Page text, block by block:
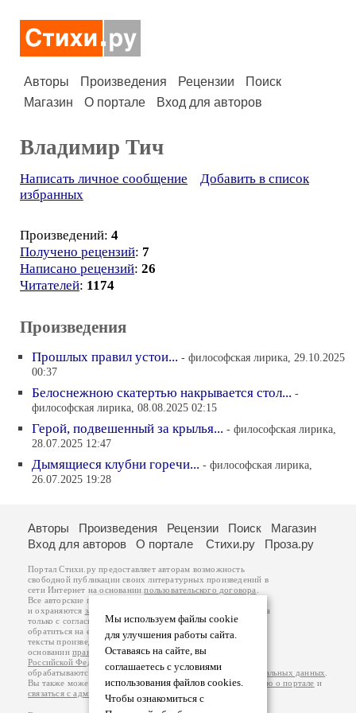
Авторы Произведения Рецензии
Поиск
Магазин
О портале Вход для авторов
Владимир Тич
Написать личное сообщение
Добавить в список
избранных
Произведений: 4
Получено рецензий: 7
Написано рецензий: 26
Читателей: 1174
Произведения
Прошлых правил устои... - философская лирика, 29.10.2025
00:37
Белоснежною скатертью накрывается стол... -
философская лирика, 08.08.2025 02:15
Герой, подвешенный за крылья... - философская лирика,
28.07.2025 12:47
Дымящиеся клубни горечи... - философская лирика,
26.07.2025 19:28
Мы используем файлы cookie
для улучшения работы сайта.
Оставаясь на сайте, вы
соглашаетесь с условиями
использования файлов cookies.
Чтобы ознакомиться с
Авторы Произведения Рецензии Поиск
Магазин
Вход для авторов
О портале Стихи.ру Проза.ру
Портал Стихи.ру предоставляет авторам возможность
свободной публикации своих литературных произведений в
сети Интернет на основаниипользовательского договора
Все авторские права на произведения принадлежат авторам
и охраняются законом
. Перепечатка произведений возможна
только с согласия его автора, к которому вы можете
обратиться на его авторской странице. Ответственность за
тексты произведений авторы несут самостоятельно на
основанииправил публикацииизаконодательства
Российской Федерации
обрабатываются на основанииПолитики обработки персональных данных
Вы также можете посмотреть более подробнуюинформацию о портале и
связаться с администрацией